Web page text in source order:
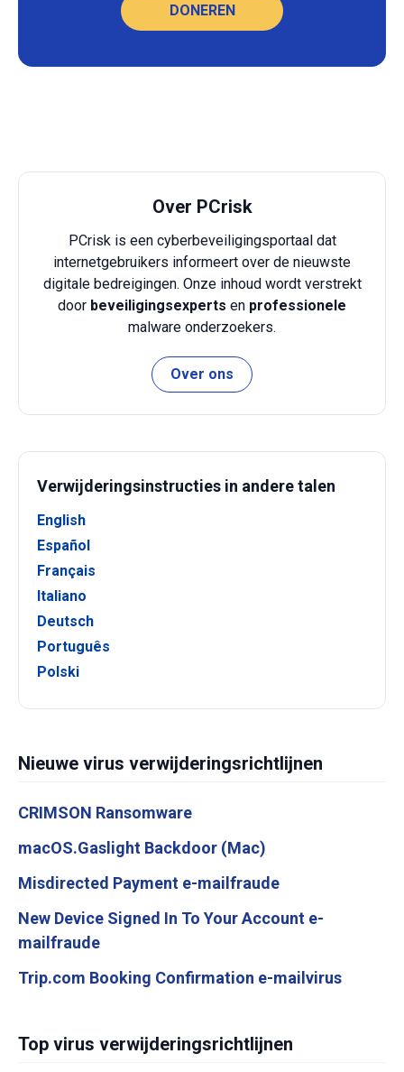
DONEREN
Over PCrisk
PCrisk is een cyberbeveiligingsportaal dat
internetgebruikers informeert over de nieuwste
digitale bedreigingen. Onze inhoud wordt verstrekt
door beveiligingsexperts en professionele
malware onderzoekers.
Over ons
Verwijderingsinstructies in andere talen
English
Español
Français
Italiano
Deutsch
Português
Polski
Nieuwe virus verwijderingsrichtlijnen
CRIMSON Ransomware
macOS.Gaslight Backdoor (Mac)
Misdirected Payment e-mailfraude
New Device Signed In To Your Account e-
mailfraude
Trip.com Booking Confirmation e-mailvirus
Top virus verwijderingsrichtlijnen